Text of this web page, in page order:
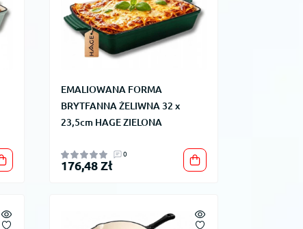
EMALIOWANA FORMA
BRYTFANNA ŻELIWNA 32 x
23,5cm HAGE ZIELONA
0
176,48 Zł